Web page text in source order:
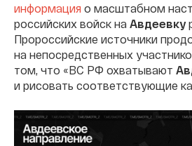
информация о масштабном
российских войск на Авдеевку
Пророссийские источники
на непосредственных
том, что «ВС РФ охватывают
и рисовать соответствующие